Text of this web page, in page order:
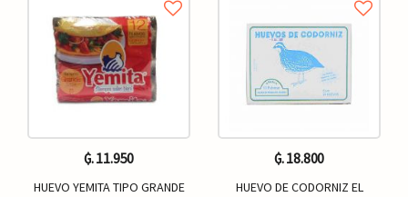
₲. 11.950
HUEVO YEMITA TIPO GRANDE
₲. 18.800
HUEVO DE CODORNIZ EL